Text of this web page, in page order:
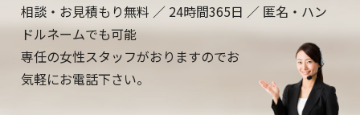
相談・お見積もり無料 ／ 24時間365日 ／ 匿名・ハン
ドルネームでも可能
専任の女性スタッフがおりますのでお
気軽にお電話下さい。